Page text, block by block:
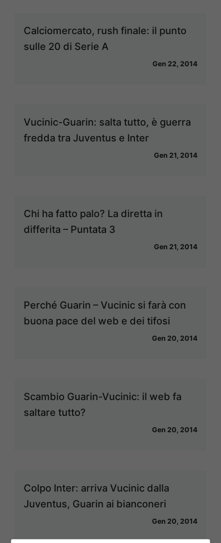
Calciomercato, rush finale: il punto
sulle 20 di Serie A
Gen 22, 2014
Vucinic-Guarin: salta tutto, è guerra
fredda tra Juventus e Inter
Gen 21, 2014
Chi ha fatto palo? La diretta in
differita – Puntata 3
Gen 21, 2014
Perché Guarin – Vucinic si farà con
buona pace del web e dei tifosi
Gen 20, 2014
Scambio Guarin-Vucinic: il web fa
saltare tutto?
Gen 20, 2014
Colpo Inter: arriva Vucinic dalla
Juventus, Guarin ai bianconeri
Gen 20, 2014